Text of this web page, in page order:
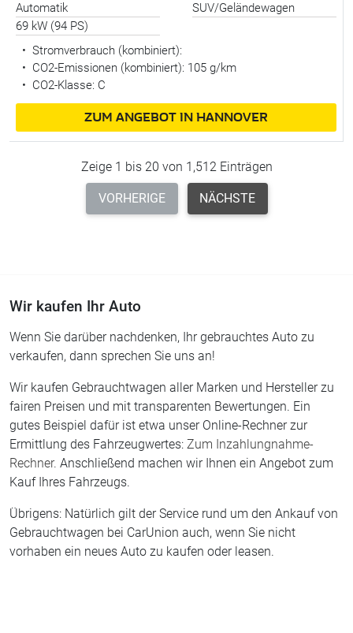
Automatik
SUV/Geländewagen
69 kW (94 PS)
• Stromverbrauch (kombiniert):
• CO2-Emissionen (kombiniert): 105 g/km
• CO2-Klasse: C
ZUM ANGEBOT IN HANNOVER
Zeige 1 bis 20 von 1,512 Einträgen
VORHERIGE NÄCHSTE
Wir kaufen Ihr Auto
Wenn Sie darüber nachdenken, Ihr gebrauchtes Auto zu
verkaufen, dann sprechen Sie uns an!
Wir kaufen Gebrauchtwagen aller Marken und Hersteller zu
fairen Preisen und mit transparenten Bewertungen. Ein
gutes Beispiel dafür ist etwa unser Online-Rechner zur
Ermittlung des Fahrzeugwertes: Zum Inzahlungnahme-
Rechner. Anschließend machen wir Ihnen ein Angebot zum
Kauf Ihres Fahrzeugs.
Übrigens: Natürlich gilt der Service rund um den Ankauf von
Gebrauchtwagen bei CarUnion auch, wenn Sie nicht
vorhaben ein neues Auto zu kaufen oder leasen.